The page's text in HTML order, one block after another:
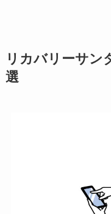
リカバリーサン
選